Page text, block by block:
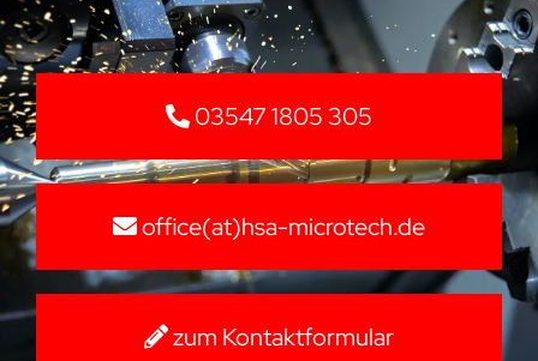
03547 1805 305
office(at)hsa-microtech.de
zum Kontaktformular